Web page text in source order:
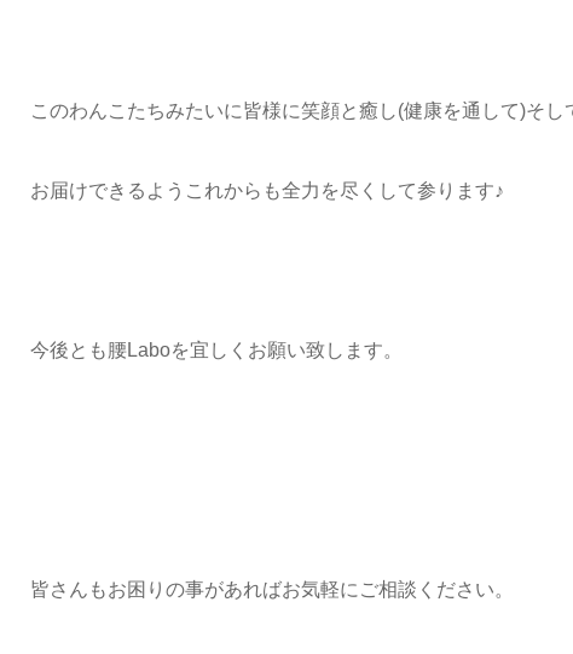
このわんこたちみたいに皆様に笑顔と癒し(健康を通して)そし
お届けできるようこれからも全力を尽くして参ります♪
今後とも腰Laboを宜しくお願い致します。
皆さんもお困りの事があればお気軽にご相談ください。